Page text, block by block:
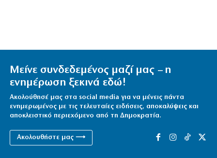
Μείνε συνδεδεμένος μαζί μας – η
ενημέρωση ξεκινά εδώ!
Ακολούθησέ μας στα social media για να μένεις πάντα
ενημερωμένος με τις τελευταίες ειδήσεις, αποκαλύψεις και
αποκλειστικό περιεχόμενο από τη Δημοκρατία.
Ακολουθήστε μας ⟶